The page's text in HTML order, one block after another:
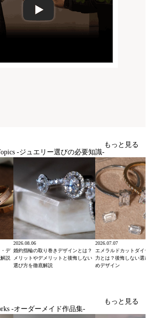
-ジュエリー選びの必要知識-
もっと見る
デ
説
2026.08.06
婚約指輪の取り巻きデザインとは？
メリットやデメリットと後悔しない
選び方を徹底解説
2026.07.07
エメラルドカットダイ
力とは？後悔しない選
めデザイン
-オーダーメイド作品集-
もっと見る